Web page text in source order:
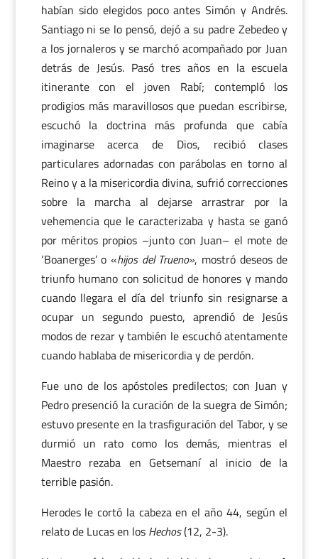
habían sido elegidos poco antes Simón y Andrés.
Santiago ni se lo pensó, dejó a su padre Zebedeo y
a los jornaleros y se marchó acompañado por Juan
detrás de Jesús. Pasó tres años en la escuela
itinerante con el joven Rabí; contempló los
prodigios más maravillosos que puedan escribirse,
escuchó la doctrina más profunda que cabía
imaginarse acerca de Dios, recibió clases
particulares adornadas con parábolas en torno al
Reino y a la misericordia divina, sufrió correcciones
sobre la marcha al dejarse arrastrar por la
vehemencia que le caracterizaba y hasta se ganó
por méritos propios –junto con Juan– el mote de
‘Boanerges’ o «hijos del Trueno», mostró deseos de
triunfo humano con solicitud de honores y mando
cuando llegara el día del triunfo sin resignarse a
ocupar un segundo puesto, aprendió de Jesús
modos de rezar y también le escuchó atentamente
cuando hablaba de misericordia y de perdón.
Fue uno de los apóstoles predilectos; con Juan y
Pedro presenció la curación de la suegra de Simón;
estuvo presente en la trasfiguración del Tabor, y se
durmió un rato como los demás, mientras el
Maestro rezaba en Getsemaní al inicio de la
terrible pasión.
Herodes le cortó la cabeza en el año 44, según el
relato de Lucas en los Hechos(12, 2-3).